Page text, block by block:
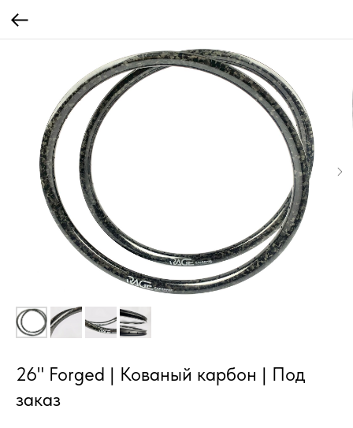
26" Forged | Кованый карбон | Под
заказ